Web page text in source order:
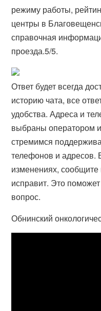
режиму работы,
центры в
справочная
проезда.5/5.
Ответ будет всегда
историю чата, все
удобства. Адреса и
выбраны оператором
стремимся
телефонов и адресов.
изменениях,
исправит. Это
вопрос.
Обнинский